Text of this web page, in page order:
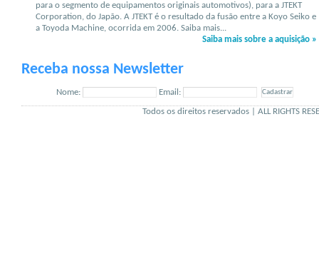
para o segmento de equipamentos originais automotivos), para a JTEKT
Corporation, do Japão. A JTEKT é o resultado da fusão entre a Koyo Seiko e
a Toyoda Machine, ocorrida em 2006. Saiba mais...
Saiba mais sobre a aquisição »
Receba nossa Newsletter
Nome: Email:
Todos os direitos reservados | ALL RIGHTS